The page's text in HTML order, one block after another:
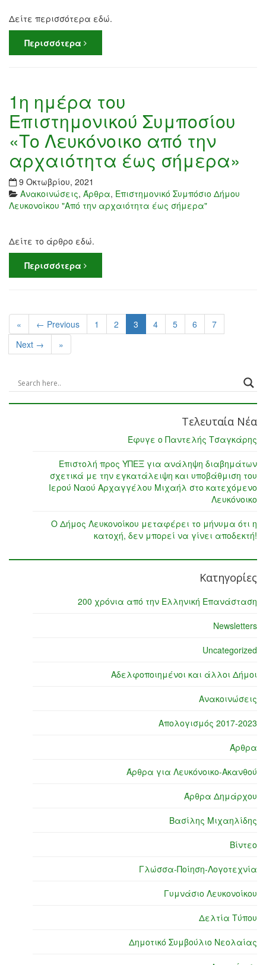
Δείτε περισσότερα εδώ.
Περισσότερα
1η ημέρα του
Επιστημονικού Συμποσίου
«Το Λευκόνοικο από την
αρχαιότητα έως σήμερα»
9 Οκτωβρίου, 2021
Ανακοινώσεις, Άρθρα, Επιστημονικό Συμπόσιο Δήμου
Λευκονοίκου "Από την αρχαιότητα έως σήμερα"
Δείτε το άρθρο εδώ.
Περισσότερα
« ← Previous 1 2 3 4 5 6
7
Next →
»
Τελευταία Νέα
Έφυγε ο Παντελής Τσαγκάρης
Επιστολή προς ΥΠΕΞ για ανάληψη διαβημάτων
σχετικά με την εγκατάλειψη και υποβάθμιση του
Ιερού Ναού Αρχαγγέλου Μιχαήλ στο κατεχόμενο
Λευκόνοικο
Ο Δήμος Λευκονοίκου μεταφέρει το μήνυμα ότι η
κατοχή, δεν μπορεί να γίνει αποδεκτή!
Κατηγορίες
200 χρόνια από την Ελληνική Επανάσταση
Newsletters
Uncategorized
Αδελφοποιημένοι και άλλοι Δήμοι
Ανακοινώσεις
Απολογισμός 2017-2023
Άρθρα
Άρθρα για Λευκόνοικο-Ακανθού
Άρθρα Δημάρχου
Βασίλης Μιχαηλίδης
Βίντεο
Γλώσσα-Ποίηση-Λογοτεχνία
Γυμνάσιο Λευκονοίκου
Δελτία Τύπου
Δημοτικό Συμβούλιο Νεολαίας